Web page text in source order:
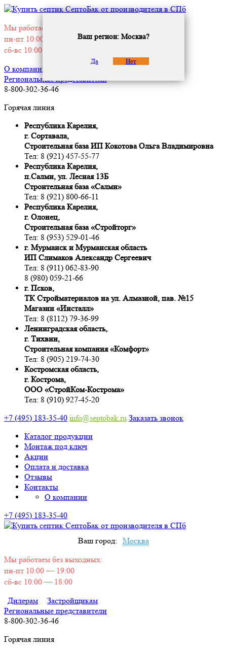
Ваш регион: Москва?
Да Нет
Мы работаем без выходных:
пн-пт 10:00 — 19:00
сб-вс 10:00 — 18:00
О компании
Региональные представители
8-800-302-36-46
Горячая линия
Республика Карелия,
г. Сортавала,
Строительная база ИП Кокотова Ольга Владимировна
Тел: 8 (921) 457-55-77
Республика Карелия,
п.Салми, ул. Лесная 13Б
Строительная база «Салми»
Тел: 8 (921) 800-66-11
Республика Карелия,
г. Олонец,
Строительная база «Стройторг»
Тел: 8 (953) 529-01-46
г. Мурманск и Мурманская область
ИП Слимаков Александр Сергеевич
Тел: 8 (911) 062-83-90
8 (980) 059-21-66
г. Псков,
ТК Стройматериалов на ул. Алмазной, пав. №15
Магазин «Инсталл»
Тел: 8 (8112) 79-36-99
Ленинградская область,
г. Тихвин,
Строительная компания «Комфорт»
Тел: 8 (905) 219-74-30
Костромская область,
г. Кострома,
ООО «СтройКом-Кострома»
Тел: 8 (910) 927-45-20
+7 (495) 183-35-40 info@septobak.ru Заказать звонок
Каталог продукции
Монтаж под ключ
Акции
Оплата и доставка
Отзывы
Контакты
О компании
+7 (495) 183-35-40
Ваш город:
Москва
Мы работаем без выходных:
пн-пт 10:00 — 19:00
сб-вс 10:00 — 18:00
Дилерам
Застройщикам
Региональные представители
8-800-302-36-46
Горячая линия